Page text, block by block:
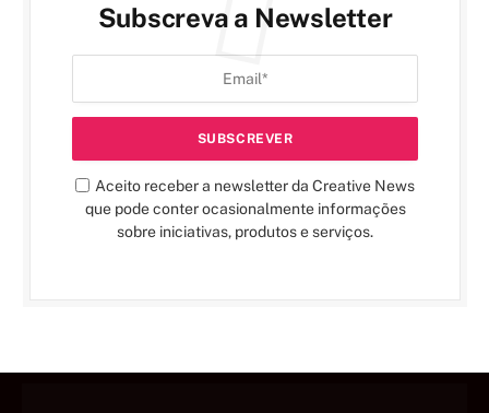
Subscreva a Newsletter
Aceito receber a newsletter da Creative News
que pode conter ocasionalmente informações
sobre iniciativas, produtos e serviços.